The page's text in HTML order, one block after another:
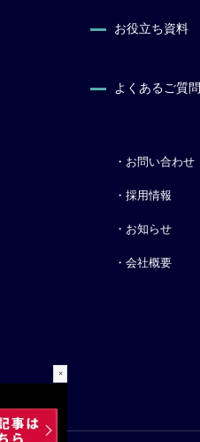
お役立ち資料
よくあるご質問
・お問い合わせ
・採用情報
・お知らせ
・会社概要
×